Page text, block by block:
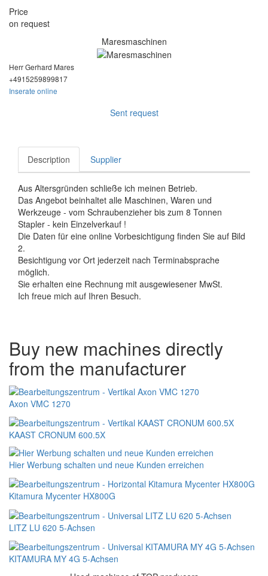
Price
on request
Maresmaschinen
Herr Gerhard Mares
+4915259899817
Inserate online
Sent request
Description Supplier
Aus Altersgründen schließe ich meinen Betrieb.
Das Angebot beinhaltet alle Maschinen, Waren und
Werkzeuge - vom Schraubenzieher bis zum 8 Tonnen
Stapler - kein Einzelverkauf !
Die Daten für eine online Vorbesichtigung finden Sie auf Bild
2.
Besichtigung vor Ort jederzeit nach Terminabsprache
möglich.
Sie erhalten eine Rechnung mit ausgewiesener MwSt.
Ich freue mich auf Ihren Besuch.
Buy new machines directly
from the manufacturer
Axon VMC 1270
KAAST CRONUM 600.5X
Hier Werbung schalten und neue Kunden erreichen
Kitamura Mycenter HX800G
LITZ LU 620 5-Achsen
KITAMURA MY 4G 5-Achsen